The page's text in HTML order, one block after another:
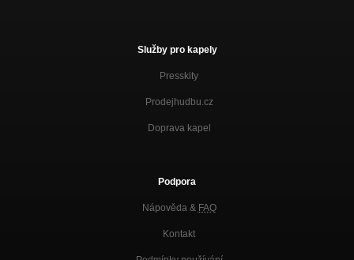
Služby pro kapely
Presskity
Prodejhudbu.cz
Doprava kapel
Podpora
Nápověda & FAQ
Kontakt